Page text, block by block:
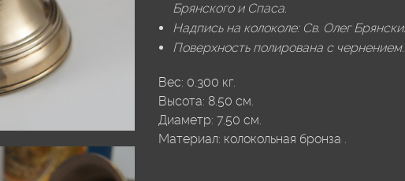
Брянского и Спаса.
Надпись на колоколе: Св. Олег
Поверхность полирована с чернением.
Вес: 0.300 кг.
Высота: 8.50 см.
Диаметр: 7.50 см.
Материал: колокольная бронза .